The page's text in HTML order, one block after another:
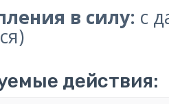
в силу: с
действия: